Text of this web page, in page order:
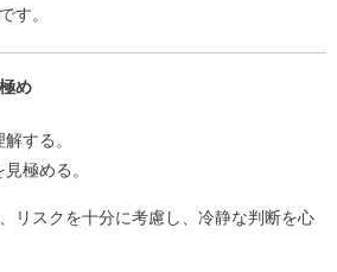
す。
め
する。
極める。
リスクを十分に考慮し、冷静な判断を心